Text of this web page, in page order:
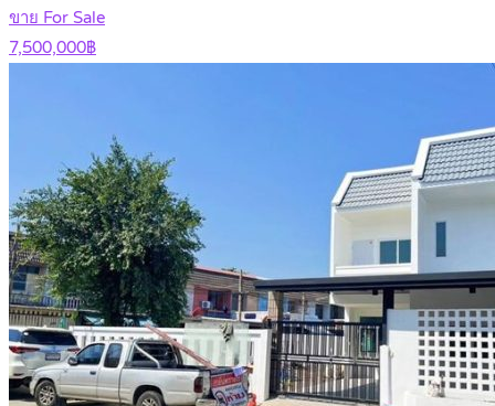
ขาย For Sale
7,500,000฿